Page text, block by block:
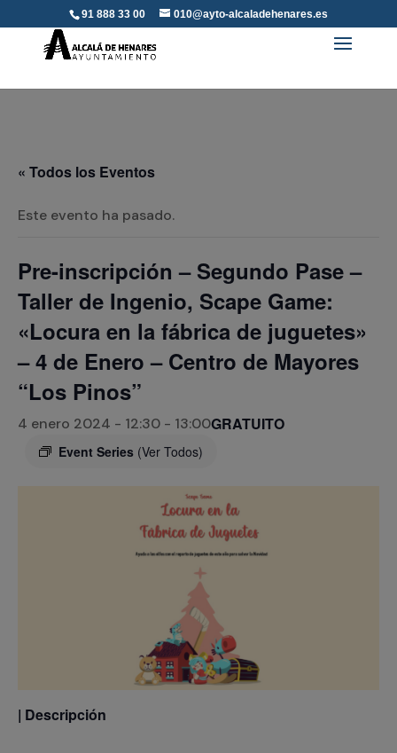
91 888 33 00 010@ayto-alcaladehenares.es
« Todos los Eventos
Este evento ha pasado.
Pre-inscripción – Segundo Pase –
Taller de Ingenio, Scape Game:
«Locura en la fábrica de juguetes»
– 4 de Enero – Centro de Mayores
“Los Pinos”
4 enero 2024 - 12:30 - 13:00
Event Series (Ver Todos)
GRATUITO
| Descripción